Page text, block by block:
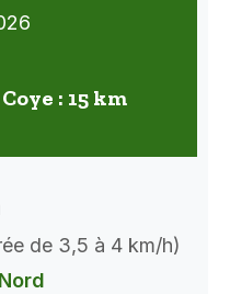
: 15 km
de 3,5 à 4 km/h)